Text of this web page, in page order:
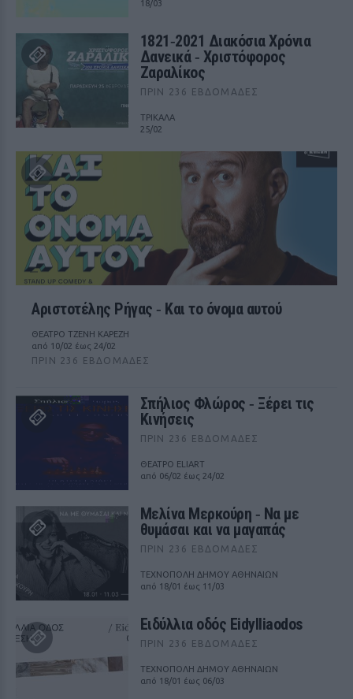
18/03
1821‑2021 Διακόσια Χρόνια
Δανεικά ‑ Χριστόφορος
Ζαραλίκος
ΠΡΙΝ 236 ΕΒΔΟΜΆΔΕΣ
ΤΡΙΚΑΛΑ
25/02
Αριστοτέλης Ρήγας ‑ Kαι το όνομα αυτού
ΘΕΑΤΡΟ ΤΖΕΝΗ ΚΑΡΕΖΗ
από 10/02 έως 24/02
ΠΡΙΝ 236 ΕΒΔΟΜΆΔΕΣ
Σπήλιος Φλώρος ‑ Ξέρει τις
Κινήσεις
ΠΡΙΝ 236 ΕΒΔΟΜΆΔΕΣ
ΘΕΑΤΡΟ ELIART
από 06/02 έως 24/02
Μελίνα Μερκούρη ‑ Να με
θυμάσαι και να μαγαπάς
ΠΡΙΝ 236 ΕΒΔΟΜΆΔΕΣ
ΤΕΧΝΟΠΟΛΗ ΔΗΜΟΥ ΑΘΗΝΑΙΩΝ
από 18/01 έως 11/03
Ειδύλλια οδός Eidylliaodos
ΠΡΙΝ 236 ΕΒΔΟΜΆΔΕΣ
ΤΕΧΝΟΠΟΛΗ ΔΗΜΟΥ ΑΘΗΝΑΙΩΝ
από 18/01 έως 06/03